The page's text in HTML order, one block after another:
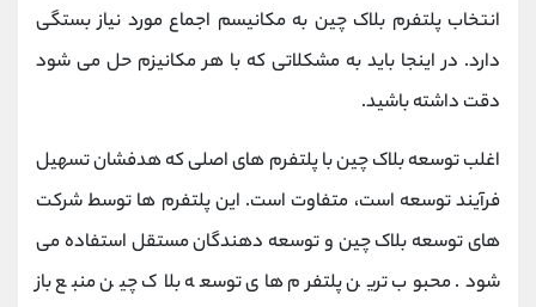
انتخاب پلتفرم بلاک چین به مکانیسم اجماع مورد نیاز بستگی
دارد. در اینجا باید به مشکلاتی که با هر مکانیزم حل می شود
دقت داشته باشید.
اغلب توسعه بلاک چین با پلتفرم های اصلی که هدفشان تسهیل
فرآیند توسعه است، متفاوت است. این پلتفرم ها توسط شرکت
های توسعه بلاک چین و توسعه دهندگان مستقل استفاده می
شود. محبوب ترین پلتفرم های توسعه بلاک چین منبع باز